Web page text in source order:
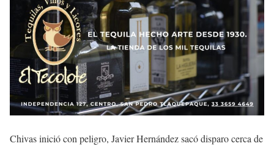
Chivas inició con peligro, Javier Hernández sacó disparo cerca de